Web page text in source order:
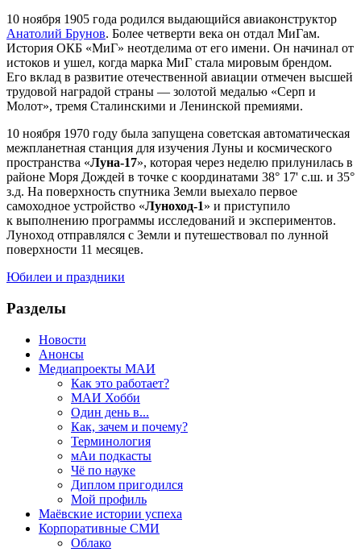
10 ноября 1905 года родился выдающийся авиаконструктор
Анатолий Брунов. Более четверти века он отдал МиГам.
История ОКБ «МиГ» неотделима от его имени. Он начинал от
истоков и ушел, когда марка МиГ стала мировым брендом.
Его вклад в развитие отечественной авиации отмечен высшей
трудовой наградой страны — золотой медалью «Серп и
Молот», тремя Сталинскими и Ленинской премиями.
10 ноября 1970 году была запущена советская автоматическая
межпланетная станция для изучения Луны и космического
пространства «Луна-17», которая через неделю прилунилась в
районе Моря Дождей в точке с координатами 38° 17' с.ш. и 35°
з.д. На поверхность спутника Земли выехало первое
самоходное устройство «Луноход-1» и приступило
к выполнению программы исследований и экспериментов.
Луноход отправлялся с Земли и путешествовал по лунной
поверхности 11 месяцев.
Юбилеи и праздники
Разделы
Новости
Анонсы
Медиапроекты МАИ
Как это работает?
МАИ Хобби
Один день в...
Как, зачем и почему?
Терминология
мАи подкасты
Чё по науке
Диплом пригодился
Мой профиль
Маёвские истории успеха
Корпоративные СМИ
Облако